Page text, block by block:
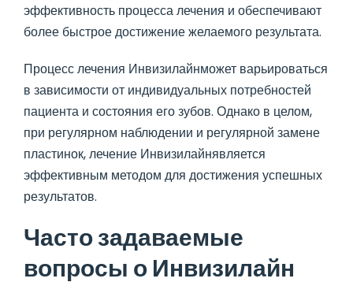
эффективность процесса лечения и обеспечивают
более быстрое достижение желаемого результата.
Процесс лечения Инвизилайнможет варьироваться
в зависимости от индивидуальных потребностей
пациента и состояния его зубов. Однако в целом,
при регулярном наблюдении и регулярной замене
пластинок, лечение Инвизилайнявляется
эффективным методом для достижения успешных
результатов.
Часто задаваемые
вопросы о Инвизилайн